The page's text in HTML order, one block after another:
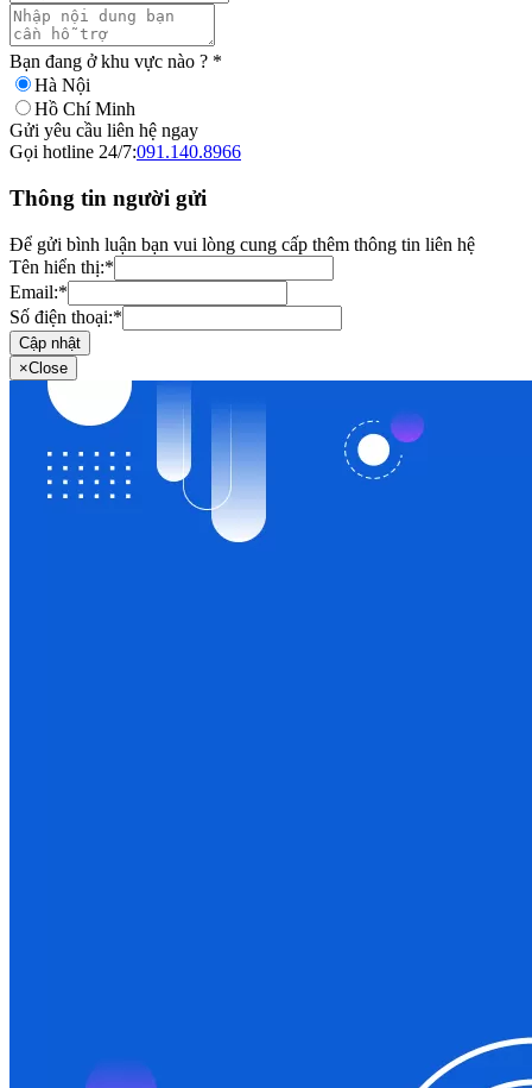
Bạn đang ở khu vực nào ? *
Hà Nội
Hồ Chí Minh
Gửi yêu cầu liên hệ ngay
Gọi hotline 24/7:091.140.8966
Thông tin người gửi
Để gửi bình luận bạn vui lòng cung cấp thêm thông tin liên hệ
Tên hiển thị:*
Email:*
Số điện thoại:*
Cập nhật
×Close